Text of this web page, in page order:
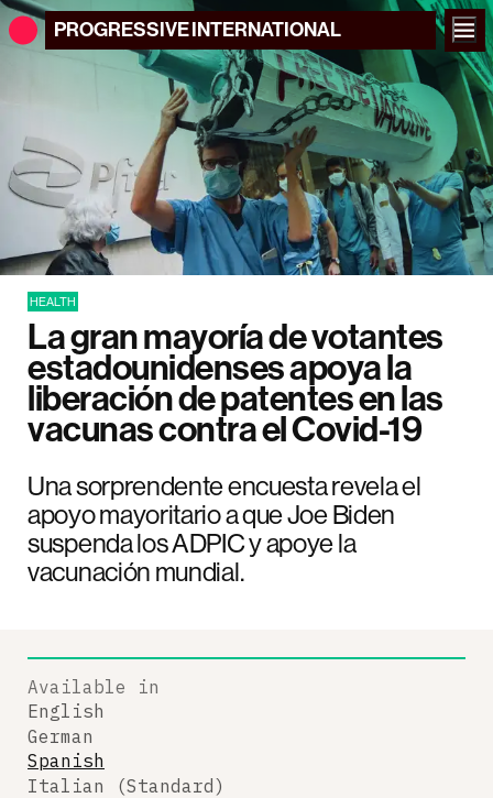
PROGRESSIVEINTERNATIONAL
HEALTH
La gran mayoría de votantes
estadounidenses apoya la
liberación de patentes en las
vacunas contra el Covid-19
Una sorprendente encuesta revela el
apoyo mayoritario a que Joe Biden
suspenda los ADPIC y apoye la
vacunación mundial.
Available in
English
German
Spanish
Italian (Standard)